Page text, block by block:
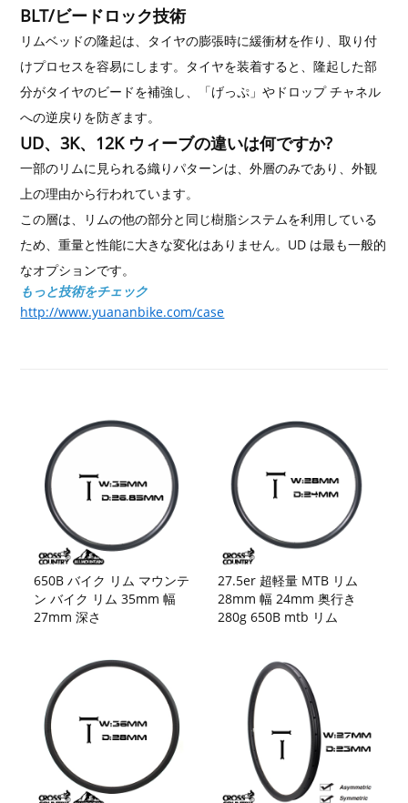
BLT/ビードロック技術
リムベッドの隆起は、タイヤの膨張時に緩衝材を作り、取り付
けプロセスを容易にします。タイヤを装着すると、隆起した部
分がタイヤのビードを補強し、「げっぷ」やドロップ チャネル
への逆戻りを防ぎます。
UD、3K、12K ウィーブの違いは何ですか?
一部のリムに見られる織りパターンは、外層のみであり、外観
上の理由から行われています。
この層は、リムの他の部分と同じ樹脂システムを利用している
ため、重量と性能に大きな変化はありません。UD は最も一般的
なオプションです。
もっと技術をチェック
http://www.yuananbike.com/case
650B バイク リム マウンテ
ン バイク リム 35mm 幅
27mm 深さ
27.5er 超軽量 MTB リム
28mm 幅 24mm 奥行き
280g 650B mtb リム